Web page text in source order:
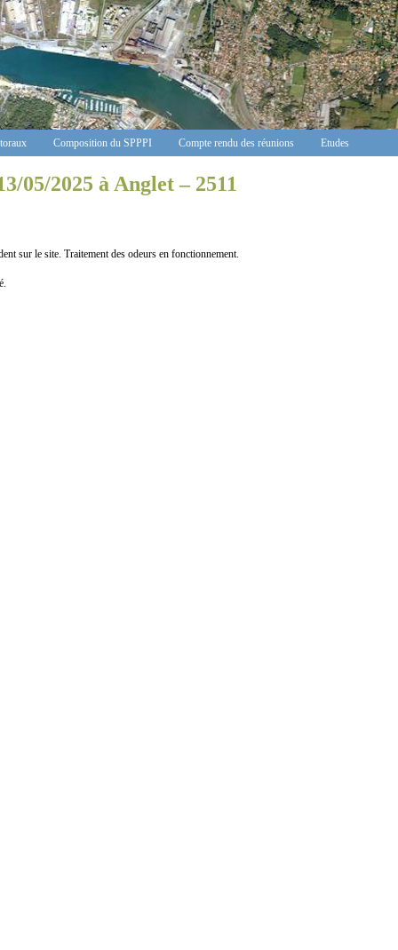
Composition du SPPPI Compte rendu des réunions Etudes
05/2025 à Anglet – 2511
sur le site. Traitement des odeurs en fonctionnement.